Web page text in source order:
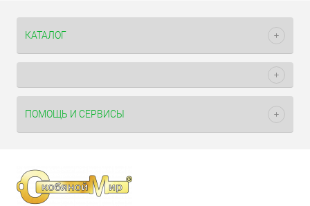
КАТАЛОГ
ПОМОЩЬ И СЕРВИСЫ